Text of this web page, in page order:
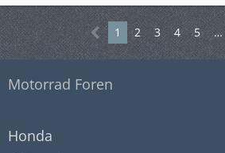
1 2 3 4 5 …
Motorrad Foren
Honda